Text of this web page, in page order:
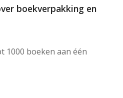
boekverpakking en
1000 boeken aan één